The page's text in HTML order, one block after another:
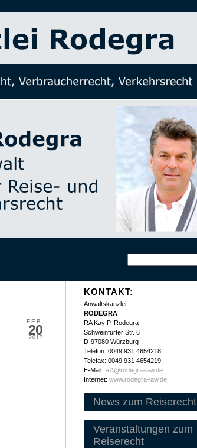
FEB.
20
2017
KONTAKT:
Anwaltskanzlei
RODEGRA
RA Kay P. Rodegra
Schweinfurter Str. 6
D-97080 Würzburg
Telefon: 0049 931 4654218
Telefax: 0049 931 4654219
E-Mail: RA@rodegra-law.de
Internet: www.rodegra-law.de
News zum Reiserecht
Veranstaltungen zum
Reiserecht